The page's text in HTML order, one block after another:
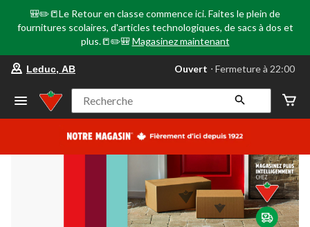
🎒✏️📒Le Retour en classe commence ici. Faites le plein de
fournitures scolaires, d'articles technologiques, de sacs à dos et
plus.📒✏️🎒 Magasinez maintenant
votre
préféré
Leduc,
AB,
courament
Fermeture
à
22:00
cliquer
pour
changer
Leduc, AB Ouvert ⋅ Fermeture à 22:00
Recherche